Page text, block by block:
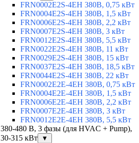
FRN0002E2S-4EH 380В, 0,75 кВт
FRN0004E2S-4EH 380В, 1,5 кВт
FRN0006E2S-4EH 380В, 2,2 кВт
FRN0007E2S-4EH 380В, 3 кВт
FRN0012E2S-4EH 380В, 5,5 кВт
FRN0022E2S-4EH 380В, 11 кВт
FRN0029E2S-4EH 380В, 15 кВт
FRN0037E2S-4EH 380В, 18,5 кВт
FRN0044E2S-4EH 380В, 22 кВт
FRN0002E2E-4EH 380В, 0,75 кВт
FRN0004E2E-4EH 380В, 1,5 кВт
FRN0006E2E-4EH 380В, 2,2 кВт
FRN0007E2E-4EH 380В, 3 кВт
FRN0012E2E-4EH 380В, 5,5 кВт
380-480 В, 3 фазы (для HVAC + Pump),
30-315 кВт
▼